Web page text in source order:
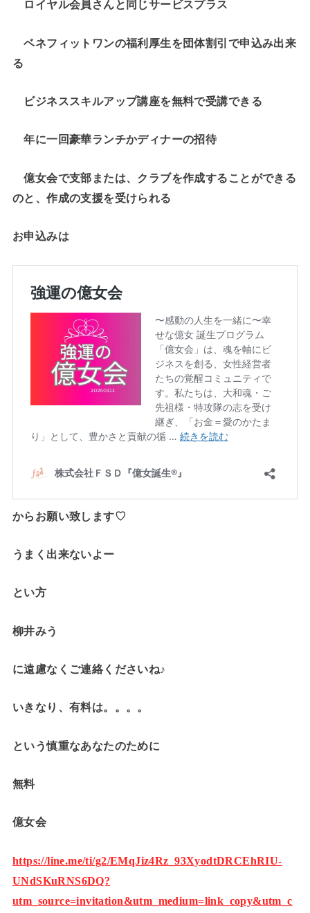
ロイヤル会員さんと同じサービスプラス
ベネフィットワンの福利厚生を団体割引で申込み出来
る
ビジネススキルアップ講座を無料で受講できる
年に一回豪華ランチかディナーの招待
億女会で支部または、クラブを作成することができる
のと、作成の支援を受けられる
お申込みは
からお願い致します♡
うまく出来ないよー
とい方
柳井みう
に遠慮なくご連絡くださいね♪
いきなり、有料は。。。。
という慎重なあなたのために
無料
億女会
https://line.me/ti/g2/EMqJiz4Rz_93XyodtDRCEhRIU-
UNdSKuRNS6DQ?
utm_source=invitation&utm_medium=link_copy&utm_c